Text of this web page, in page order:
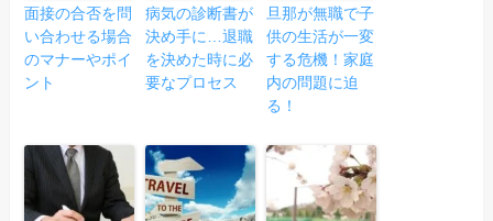
面接の合否を問
い合わせる場合
のマナーやポイ
ント
病気の診断書が
決め手に…退職
を決めた時に必
要なプロセス
旦那が無職で子
供の生活が一変
する危機！家庭
内の問題に迫
る！